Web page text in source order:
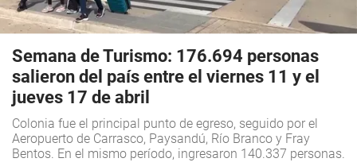
Semana de Turismo: 176.694 personas
salieron del país entre el viernes 11 y el
jueves 17 de abril
Colonia fue el principal punto de egreso, seguido por el
Aeropuerto de Carrasco, Paysandú, Río Branco y Fray
Bentos. En el mismo período, ingresaron 140.337 personas.